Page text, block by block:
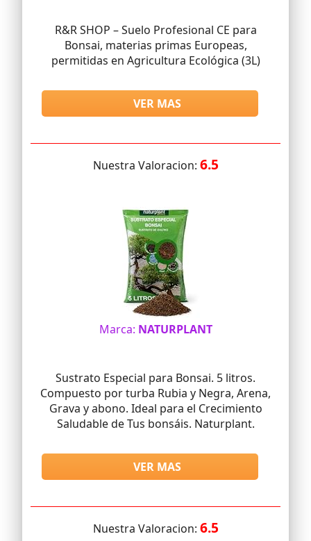
R&R SHOP – Suelo Profesional CE para
Bonsai, materias primas Europeas,
permitidas en Agricultura Ecológica (3L)
VER MAS
Nuestra Valoracion: 6.5
Marca: NATURPLANT
Sustrato Especial para Bonsai. 5 litros.
Compuesto por turba Rubia y Negra, Arena,
Grava y abono. Ideal para el Crecimiento
Saludable de Tus bonsáis. Naturplant.
VER MAS
Nuestra Valoracion: 6.5